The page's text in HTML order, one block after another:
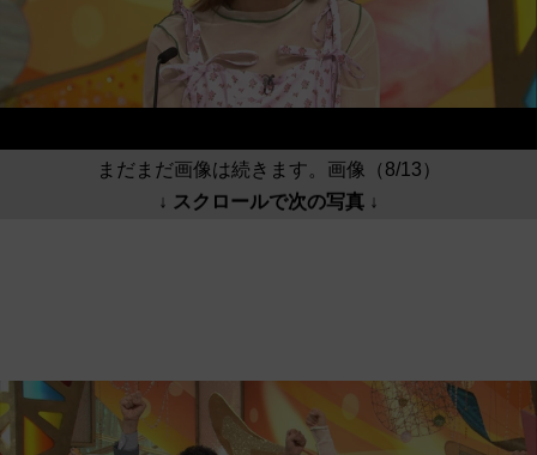
まだまだ画像は続きます。画像（8/13）
↓ スクロールで次の写真 ↓